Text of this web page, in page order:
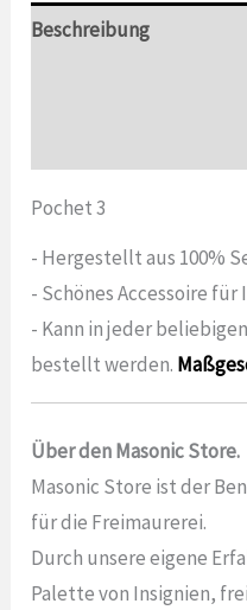
Beschreibung
Pochet 3
- Hergestellt aus 100%
- Schönes Accessoire für
- Kann in jeder
bestellt werden.
Über den Masonic Store.
Masonic Store ist der
für die Freimaurerei.
Durch unsere eigene
Palette von Insignien,